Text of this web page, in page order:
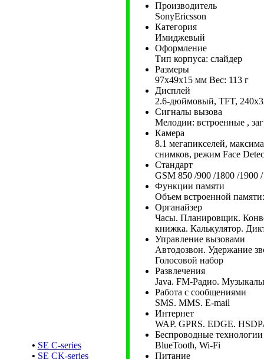
• SE C-series
• SE CK-series
Производитель
SonyEricsson
Категория
Имиджевый
Оформление
Тип корпуса: слайдер
Размеры
97x49x15 мм Вес: 113 г
Дисплей
2.6-дюймовый, TFT,
Сигналы вызова
Мелодии: встроенные ,
Камера
8.1 мегапикселей,
снимков, режим Face
Стандарт
GSM 850 /900 /1800 /1900
Функции памяти
Объем встроенной
Органайзер
Часы. Планировщик.
книжка. Калькулятор.
Управление вызовами
Автодозвон. Удержание
Голосовой набор
Развлечения
Java. FM-Радио.
Работа с сообщениями
SMS. MMS. E-mail
Интернет
WAP. GPRS. EDGE.
Беспроводные технологии
BlueTooth, Wi-Fi
Питание